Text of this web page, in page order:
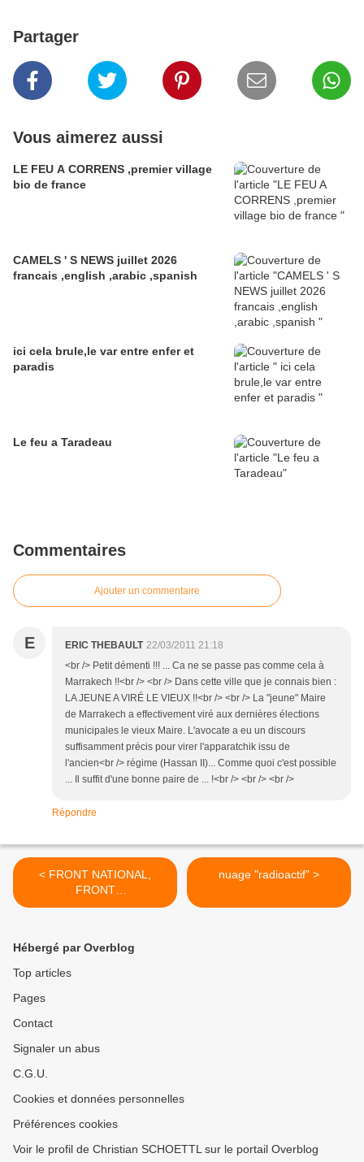
Partager
Vous aimerez aussi
LE FEU A CORRENS ,premier village
bio de france
CAMELS ' S NEWS juillet 2026
francais ,english ,arabic ,spanish
ici cela brule,le var entre enfer et
paradis
Le feu a Taradeau
Commentaires
Ajouter un commentaire
E ERIC THEBAULT 22/03/2011 21:18
<br /> Petit démenti !!! ... Ca ne se passe pas comme cela à
Marrakech !!<br /> <br /> Dans cette ville que je connais bien :
LA JEUNE A VIRÉ LE VIEUX !!<br /> <br /> La "jeune" Maire
de Marrakech a effectivement viré aux dernières élections
municipales le vieux Maire. L'avocate a eu un discours
suffisamment précis pour virer l'apparatchik issu de
l'ancien<br /> régime (Hassan II)... Comme quoi c'est possible
... Il suffit d'une bonne paire de ... !<br /> <br /> <br />
Répondre
< FRONT NATIONAL,
FRONT
REPUBLICAIN,FRONT DE
nuage "radioactif" >
Hébergé par Overblog
Top articles
Pages
Contact
Signaler un abus
C.G.U.
Cookies et données personnelles
Préférences cookies
Voir le profil de Christian SCHOETTL sur le portail Overblog